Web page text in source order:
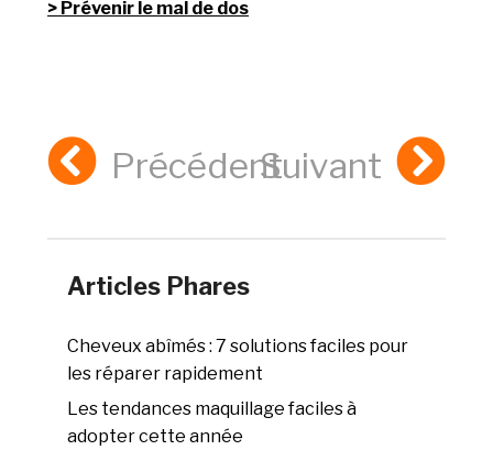
Prévenir le mal de dos
PrécédentSuivant
Articles Phares
Cheveux abîmés : 7 solutions faciles pour
les réparer rapidement
Les tendances maquillage faciles à
adopter cette année